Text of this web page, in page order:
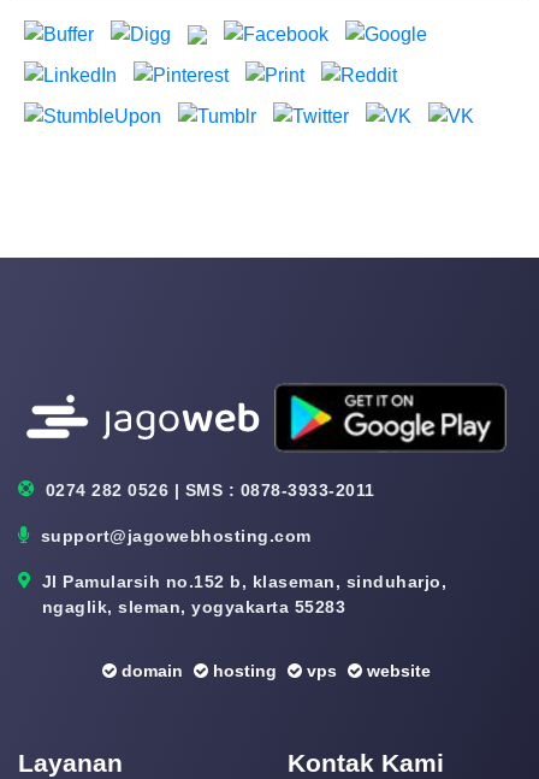
0274 282 0526 | SMS : 0878-3933-2011
support@jagowebhosting.com
Jl Pamularsih no.152 b, klaseman, sinduharjo,
ngaglik, sleman, yogyakarta 55283
domain hosting vps website
Layanan Kontak Kami